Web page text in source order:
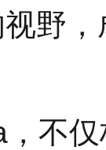
野
不